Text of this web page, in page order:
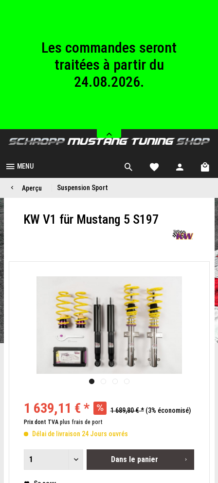
Les commandes seront
traitées à partir du
24.08.2026.
au dimanche
23.08.2026.
MENU
Aperçu Suspension Sport
KW V1 für Mustang 5 S197
1 639,11 € * 1 689,80 € * (3% économisé)
Prix dont TVA plus frais de port
Délai de livraison 24 Jours ouvrés
Dans le panier